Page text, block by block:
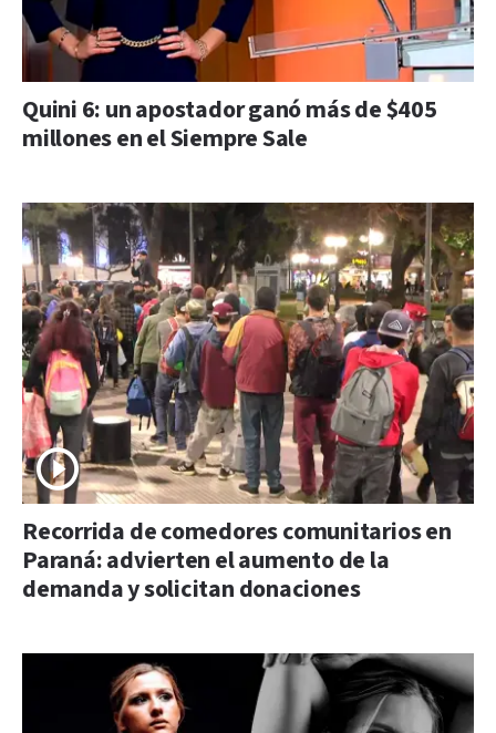
Quini 6: un apostador ganó más de $405
millones en el Siempre Sale
Recorrida de comedores comunitarios en
Paraná: advierten el aumento de la
demanda y solicitan donaciones